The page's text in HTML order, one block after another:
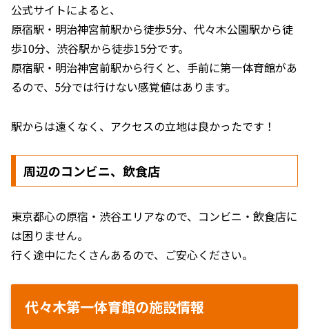
公式サイトによると、
原宿駅・明治神宮前駅から徒歩5分、代々木公園駅から徒
歩10分、渋谷駅から徒歩15分です。
原宿駅・明治神宮前駅から行くと、手前に第一体育館があ
るので、5分では行けない感覚値はあります。
駅からは遠くなく、アクセスの立地は良かったです！
周辺のコンビニ、飲食店
東京都心の原宿・渋谷エリアなので、コンビニ・飲食店に
は困りません。
行く途中にたくさんあるので、ご安心ください。
代々木第一体育館の施設情報